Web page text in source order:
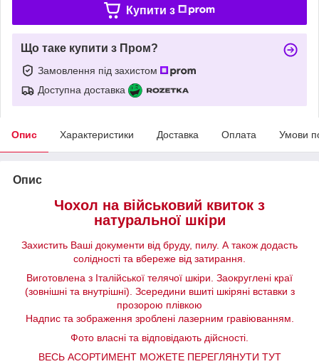
Купити з
Що таке купити з Пром?
Замовлення під захистом
Доступна доставка
Опис Характеристики Доставка Оплата Умови
Опис
Чохол на військовий квиток з
натуральної шкіри
Захистить Ваші документи від бруду, пилу. А також додасть
солідності та вбереже від затирання.
Виготовлена з Італійської телячої шкіри. Заокруглені краї
(зовнішні та внутрішні). Зсередини вшиті шкіряні вставки з
прозорою плівкою
Надпис та зображення зроблені лазерним гравіюванням.
Фото власні та відповідають дійсності.
ВЕСЬ АСОРТИМЕНТ МОЖЕТЕ ПЕРЕГЛЯНУТИ ТУТ